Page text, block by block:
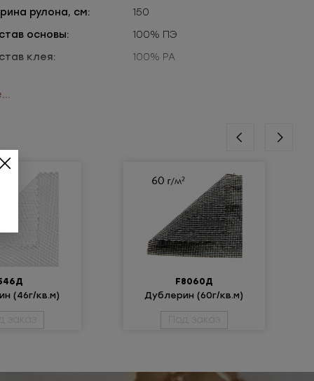
рулона, см: 150
основы:
100% ПЭ
клея: 100% РА
(46г/кв.м)
заказ
F8060Д
Дублерин (60г/кв.м)
Под заказ